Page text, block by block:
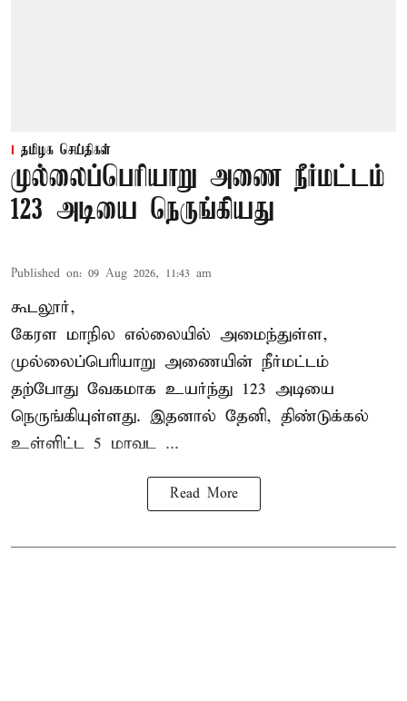
தமிழக செய்திகள்
முல்லைப்பெரியாறு அணை நீர்மட்டம்
123 அடியை நெருங்கியது
Published on: 09 Aug 2026, 11:43 am
கூடலூர்,
கேரள மாநில எல்லையில் அமைந்துள்ள,
முல்லைப்பெரியாறு அணையின் நீர்மட்டம்
தற்போது வேகமாக உயர்ந்து 123 அடியை
நெருங்கியுள்ளது. இதனால் தேனி, திண்டுக்கல்
உள்ளிட்ட 5 மாவட ...
Read More